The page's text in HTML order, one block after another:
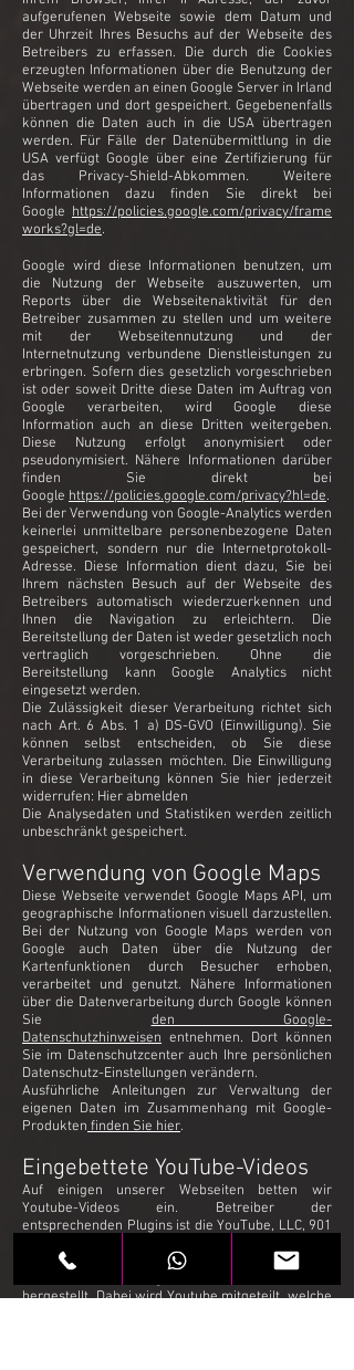
aufgerufenen Webseite sowie dem Datum und
der Uhrzeit Ihres Besuchs auf der Webseite des
Betreibers zu erfassen. Die durch die Cookies
erzeugten Informationen über die Benutzung der
Webseite werden an einen Google Server in Irland
übertragen und dort gespeichert. Gegebenenfalls
können die Daten auch in die USA übertragen
werden. Für Fälle der Datenübermittlung in die
USA verfügt Google über eine Zertifizierung für
das Privacy-Shield-Abkommen. Weitere
Informationen dazu finden Sie direkt bei
Google https://policies.google.com/privacy/frame
works?gl=de.
Google wird diese Informationen benutzen, um
die Nutzung der Webseite auszuwerten, um
Reports über die Webseitenaktivität für den
Betreiber zusammen zu stellen und um weitere
mit der Webseitennutzung und der
Internetnutzung verbundene Dienstleistungen zu
erbringen. Sofern dies gesetzlich vorgeschrieben
ist oder soweit Dritte diese Daten im Auftrag von
Google verarbeiten, wird Google diese
Information auch an diese Dritten weitergeben.
Diese Nutzung erfolgt anonymisiert oder
pseudonymisiert. Nähere Informationen darüber
finden Sie direkt bei
Google https://policies.google.com/privacy?hl=de.
Bei der Verwendung von Google-Analytics werden
keinerlei unmittelbare personenbezogene Daten
gespeichert, sondern nur die Internetprotokoll-
Adresse. Diese Information dient dazu, Sie bei
Ihrem nächsten Besuch auf der Webseite des
Betreibers automatisch wiederzuerkennen und
Ihnen die Navigation zu erleichtern. Die
Bereitstellung der Daten ist weder gesetzlich noch
vertraglich vorgeschrieben. Ohne die
Bereitstellung kann Google Analytics nicht
eingesetzt werden.
Die Zulässigkeit dieser Verarbeitung richtet sich
nach Art. 6 Abs. 1 a) DS-GVO (Einwilligung). Sie
können selbst entscheiden, ob Sie diese
Verarbeitung zulassen möchten. Die Einwilligung
in diese Verarbeitung können Sie hier jederzeit
widerrufen: Hier abmelden
Die Analysedaten und Statistiken werden zeitlich
unbeschränkt gespeichert.
Verwendung von Google Maps
Diese Webseite verwendet Google Maps API, um
geographische Informationen visuell darzustellen.
Bei der Nutzung von Google Maps werden von
Google auch Daten über die Nutzung der
Kartenfunktionen durch Besucher erhoben,
verarbeitet und genutzt. Nähere Informationen
über die Datenverarbeitung durch Google können
Sie den Google-
Datenschutzhinweisen entnehmen. Dort können
Sie im Datenschutzcenter auch Ihre persönlichen
Datenschutz-Einstellungen verändern.
Ausführliche Anleitungen zur Verwaltung der
eigenen Daten im Zusammenhang mit Google-
Produkten finden Sie hier.
Eingebettete YouTube-Videos
Auf einigen unserer Webseiten betten wir
Youtube-Videos ein. Betreiber der
entsprechenden Plugins ist die YouTube, LLC, 901
eine Seite mit dem YouTube-Plugin besuchen,
hergestellt. Dabei wird Youtube mitgeteilt, welche